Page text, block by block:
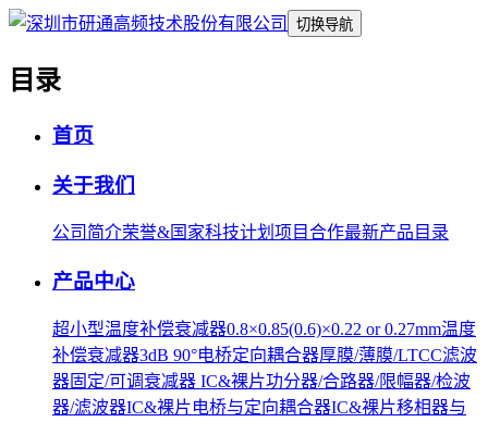
切换导航
目录
首页
关于我们
公司简介荣誉&国家科技计划项目合作最新产品目录
产品中心
超小型温度补偿衰减器0.8×0.85(0.6)×0.22 or 0.27mm温度
补偿衰减器3dB 90°电桥定向耦合器厚膜/薄膜/LTCC滤波
器固定/可调衰减器 IC&裸片功分器/合路器/限幅器/检波
器/滤波器IC&裸片电桥与定向耦合器IC&裸片移相器与